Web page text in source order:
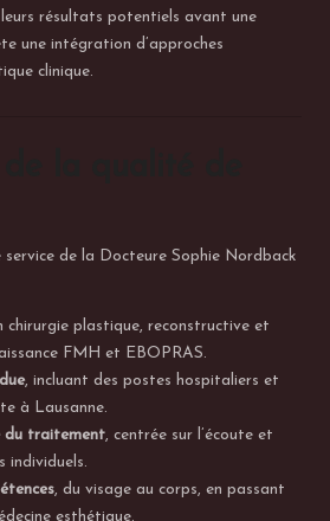
résultats potentiels avant une
une intégration d’approches
clinique.
service de la Docteure Sophie Nordback
chirurgie plastique, reconstructive et
FMH et EBOPRAS.
, incluant des postes hospitaliers et
à Lausanne.
du traitement, centrée sur l’écoute et
individuels.
, du visage au corps, en passant
esthétique.